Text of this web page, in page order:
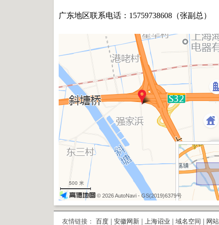
广东地区联系电话：15759738608（张副总 ）
500 米
© 2026 AutoNavi - GS(2019)6379号
友情链接： 百度| 安徽网新| 上海诏业 | 域名空间 | 网